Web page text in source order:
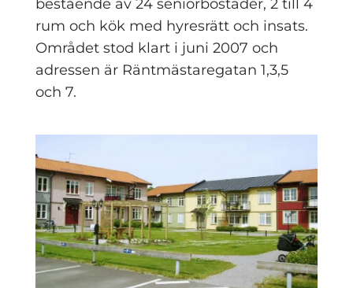
bestående av 24 seniorbostäder, 2 till 4
rum och kök med hyresrätt och insats.
Området stod klart i juni 2007 och
adressen är Räntmästaregatan 1,3,5
och 7.